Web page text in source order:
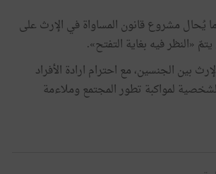
يُحال مشروع قانون المساواة في الإرث على
فيه بغاية التفتح».
الجنسين، مع احترام ارادة الأفراد
لمواكبة تطور المجتمع وملاءمة